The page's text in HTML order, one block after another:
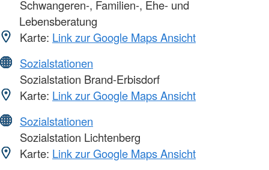
Schwangeren-, Familien-, Ehe- und
Lebensberatung
Karte: Link zur Google Maps Ansicht
Sozialstationen
Sozialstation Brand-Erbisdorf
Karte: Link zur Google Maps Ansicht
Sozialstationen
Sozialstation Lichtenberg
Karte: Link zur Google Maps Ansicht